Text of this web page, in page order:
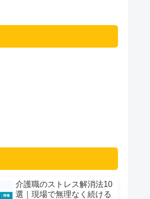
介護職のストレス解消法10
選｜現場で無理なく続ける